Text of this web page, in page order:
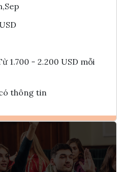
1.700 - 2.200 USD mỗi
thông tin
Ghi danh
Tham vấn Interlink